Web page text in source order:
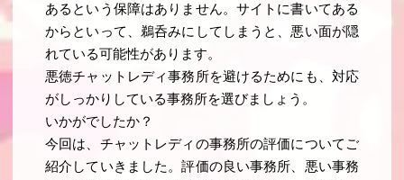
あるという保障はありません。サイトに書いてある
からといって、鵜呑みにしてしまうと、悪い面が隠
れている可能性があります。
悪徳チャットレディ事務所を避けるためにも、対応
がしっかりしている事務所を選びましょう。
いかがでしたか？
今回は、チャットレディの事務所の評価についてご
紹介していきました。評価の良い事務所、悪い事務